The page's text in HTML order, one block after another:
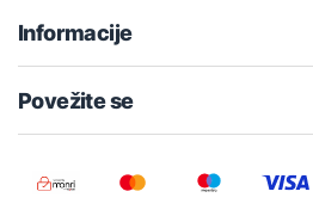
Informacije
Povežite se